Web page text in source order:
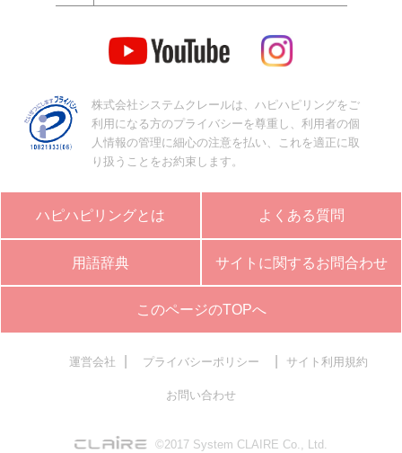
株式会社システムクレールは、ハピハピリングをご
利用になる方のプライバシーを尊重し、利用者の個
人情報の管理に細心の注意を払い、これを適正に取
り扱うことをお約束します。
ハピハピリングとは よくある質問
用語辞典 サイトに関するお問合わせ
このページのTOPへ
運営会社 プライバシーポリシー サイト利用規約
お問い合わせ
©2017 System CLAIRE Co., Ltd.